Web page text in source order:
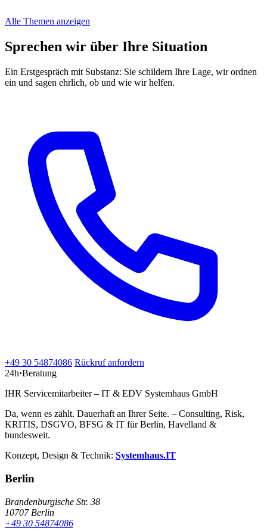
Alle Themen anzeigen
Sprechen wir über Ihre Situation
Ein Erstgespräch mit Substanz: Sie schildern Ihre Lage, wir ordnen
ein und sagen ehrlich, ob und wie wir helfen.
+49 30 54874086 Rückruf anfordern
24h·Beratung
IHR Servicemitarbeiter – IT & EDV Systemhaus GmbH
Da, wenn es zählt. Dauerhaft an Ihrer Seite. – Consulting, Risk,
KRITIS, DSGVO, BFSG & IT für Berlin, Havelland &
bundesweit.
Konzept, Design & Technik: Systemhaus.IT
Berlin
Brandenburgische Str. 38
10707 Berlin
+49 30 54874086